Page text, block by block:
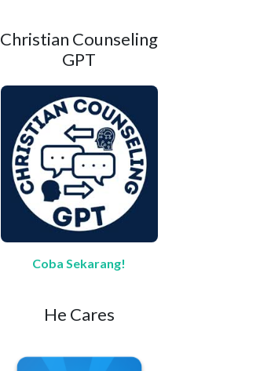
Christian Counseling
GPT
Coba Sekarang!
He Cares